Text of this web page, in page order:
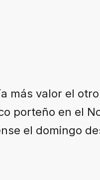
más valor el
porteño en el
el domingo